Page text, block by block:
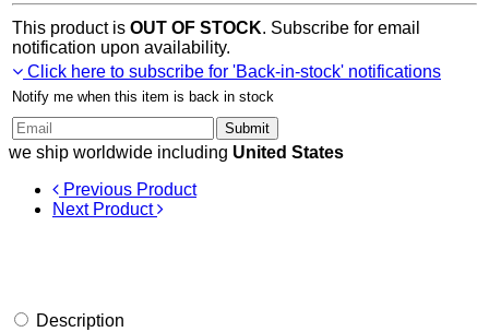
This product is OUT OF STOCK. Subscribe for email
notification upon availability.
Click here to subscribe for 'Back-in-stock' notifications
Notify me when this item is back in stock
Submit
we ship worldwide including United States
Previous Product
Next Product
Description